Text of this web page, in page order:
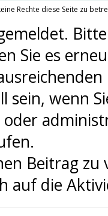
Rechte diese Seite zu
Sie es
sein, wenn
Beitrag
auf die